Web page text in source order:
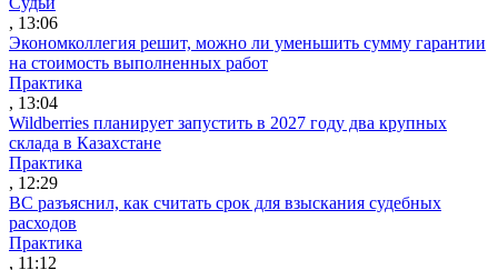
, 13:06
Экономколлегия решит, можно ли уменьшить сумму гарантии
на стоимость выполненных работ
Практика
, 13:04
Wildberries планирует запустить в 2027 году два крупных
склада в Казахстане
Практика
, 12:29
ВС разъяснил, как считать срок для взыскания судебных
расходов
Практика
, 11:12